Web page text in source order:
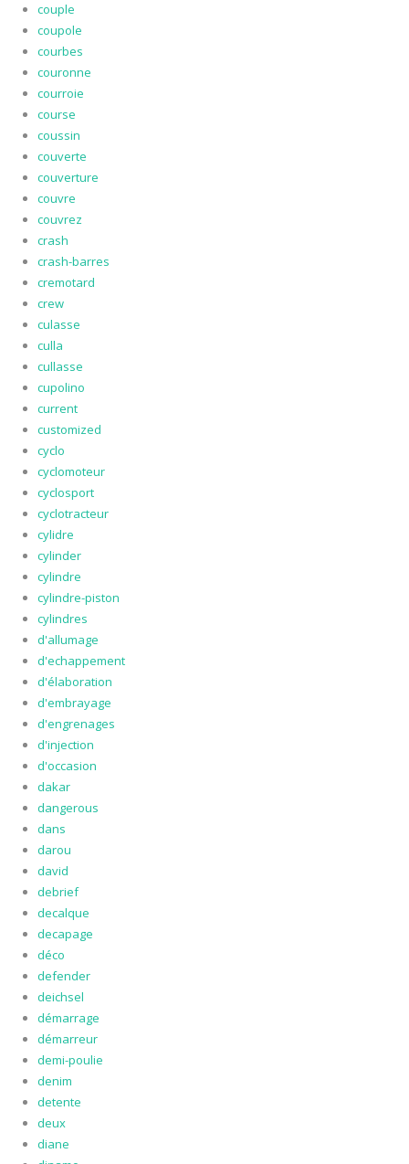
couple
coupole
courbes
couronne
courroie
course
coussin
couverte
couverture
couvre
couvrez
crash
crash-barres
cremotard
crew
culasse
culla
cullasse
cupolino
current
customized
cyclo
cyclomoteur
cyclosport
cyclotracteur
cylidre
cylinder
cylindre
cylindre-piston
cylindres
d'allumage
d'echappement
d'élaboration
d'embrayage
d'engrenages
d'injection
d'occasion
dakar
dangerous
dans
darou
david
debrief
decalque
decapage
déco
defender
deichsel
démarrage
démarreur
demi-poulie
denim
detente
deux
diane